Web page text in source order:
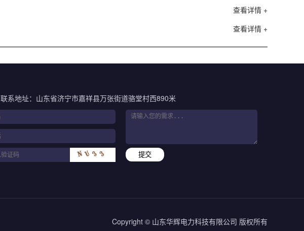
查看详情 +
查看详情 +
联系地址：山东省济宁市嘉祥县万张街道骆堂村西890米
提交
Copyright © 山东华辉电力科技有限公司 版权所有